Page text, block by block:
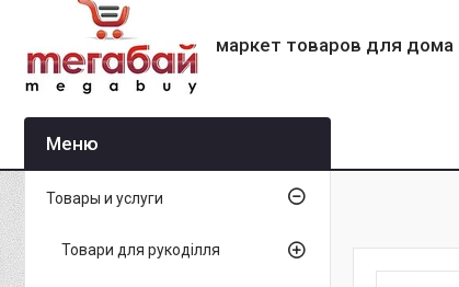
маркет товаров для дома
Товары и услуги
Товари для рукоділля